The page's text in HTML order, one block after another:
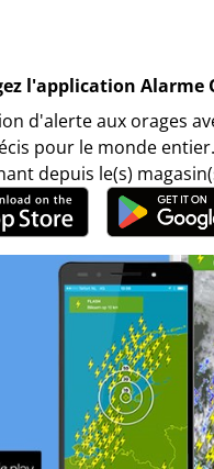
l'application Alarme
d'alerte aux orages
pour le monde
depuis le(s)